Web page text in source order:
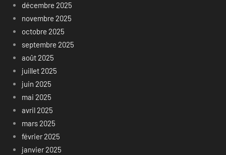
décembre 2025
novembre 2025
octobre 2025
septembre 2025
août 2025
juillet 2025
juin 2025
mai 2025
avril 2025
mars 2025
février 2025
janvier 2025